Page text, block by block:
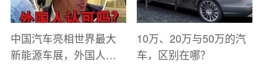
中国汽车亮相世界最大
新能源车展，外国人怎
10万、20万与50万的汽
车，区别在哪？